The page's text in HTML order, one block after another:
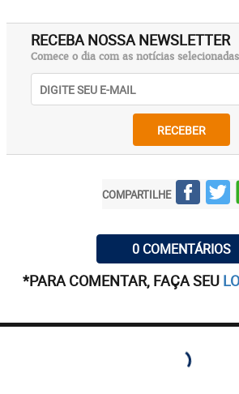
RECEBA NOSSA NEWSLETTER
Comece o dia com as notícias
RECEBER
COMPARTILHE
0 COMENTÁRIOS
*PARA COMENTAR, FAÇA SEU